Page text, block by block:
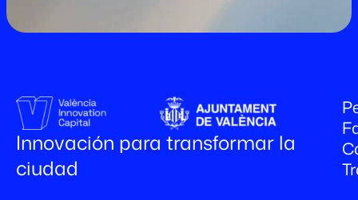
Innovación para transformar la
ciudad